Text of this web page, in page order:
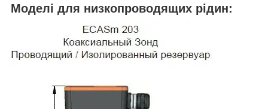
Моделі для низкопроводящих рідин: